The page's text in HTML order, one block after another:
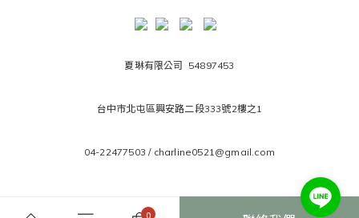
夏琳有限公司 54897453
台中市北屯區興安路二段333號2樓之1
04-22477503 / charline0521@gmail.com